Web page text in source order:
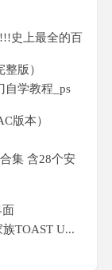
史上最全的百
版）
自学教程_ps
版本）
集 含28个安
TOAST U...